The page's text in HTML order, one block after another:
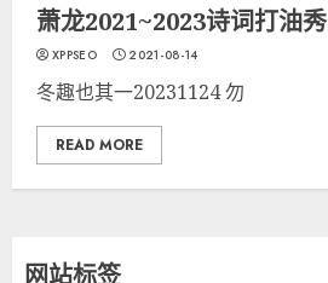
萧龙2021~2023诗词打油秀
XPPSEO 2021-08-14
冬趣也其一20231124 勿
READ MORE